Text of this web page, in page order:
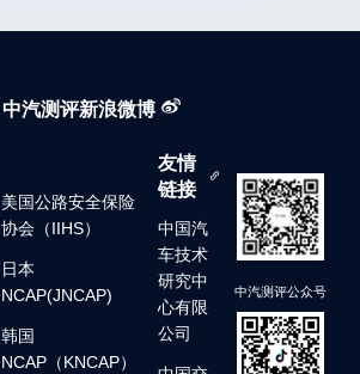
中汽测评新浪微博
美国公路安全保险
协会（IIHS）
日本
NCAP(JNCAP)
韩国
NCAP（KNCAP）
友情
链接
中国汽
车技术
研究中
心有限
公司
中汽测评公众号